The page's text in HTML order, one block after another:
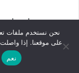
تبرز تسريحات
بأسلوب أنيق،
للسهرات أو تصفح
وتسريحات شعر
نحن نستخدم ملفات
على موقعنا. إذا
نعم